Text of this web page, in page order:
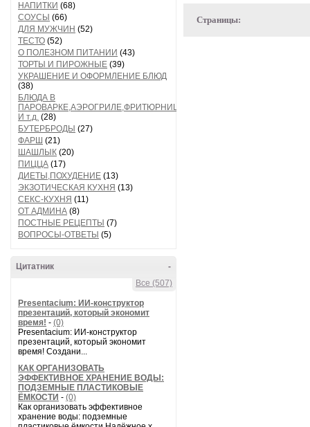
НАПИТКИ (68)
СОУСЫ (66)
ДЛЯ МУЖЧИН (52)
ТЕСТО (52)
О ПОЛЕЗНОМ ПИТАНИИ (43)
ТОРТЫ И ПИРОЖНЫЕ (39)
УКРАШЕНИЕ И ОФОРМЛЕНИЕ БЛЮД
(38)
БЛЮДА В
ПАРОВАРКЕ,АЭРОГРИЛЕ,ФРИТЮРНИЦЕ
И т.д. (28)
БУТЕРБРОДЫ (27)
ФАРШ (21)
ШАШЛЫК (20)
ПИЦЦА (17)
ДИЕТЫ,ПОХУДЕНИЕ (13)
ЭКЗОТИЧЕСКАЯ КУХНЯ (13)
СЕКС-КУХНЯ (11)
ОТ АДМИНА (8)
ПОСТНЫЕ РЕЦЕПТЫ (7)
ВОПРОСЫ-ОТВЕТЫ (5)
-
Цитатник
Все (507)
Presentacium: ИИ‑конструктор
презентаций, который экономит
время! - (0)
Presentacium: ИИ‑конструктор
презентаций, который экономит
время! Создани...
КАК ОРГАНИЗОВАТЬ
ЭФФЕКТИВНОЕ ХРАНЕНИЕ ВОДЫ:
ПОДЗЕМНЫЕ ПЛАСТИКОВЫЕ
ЁМКОСТИ - (0)
Как организовать эффективное
хранение воды: подземные
Страницы: